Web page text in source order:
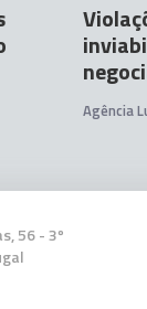
hoje
Agência
56 - 3º